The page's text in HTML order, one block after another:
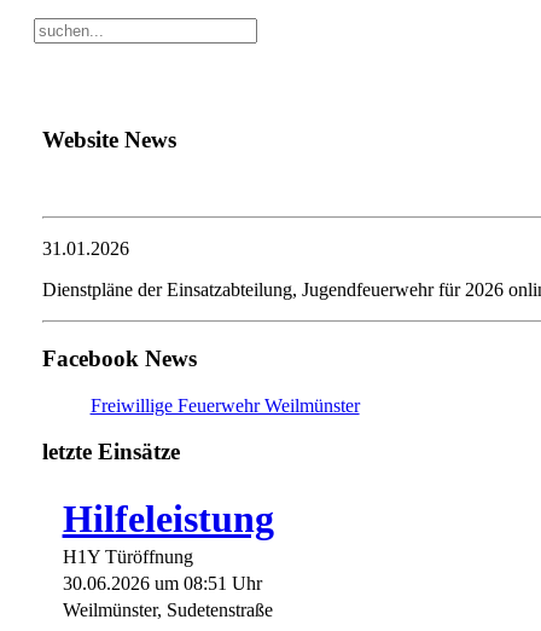
Website News
31.01.2026
Dienstpläne der Einsatzabteilung, Jugendfeuerwehr für 2026
Facebook News
Freiwillige Feuerwehr Weilmünster
letzte Einsätze
Hilfeleistung
H1Y Türöffnung
30.06.2026 um 08:51 Uhr
Weilmünster, Sudetenstraße